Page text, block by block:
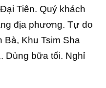
Tiên. Quý khách
địa phương. Tự do
Khu Tsim Sha
Dùng bữa tối. Nghỉ